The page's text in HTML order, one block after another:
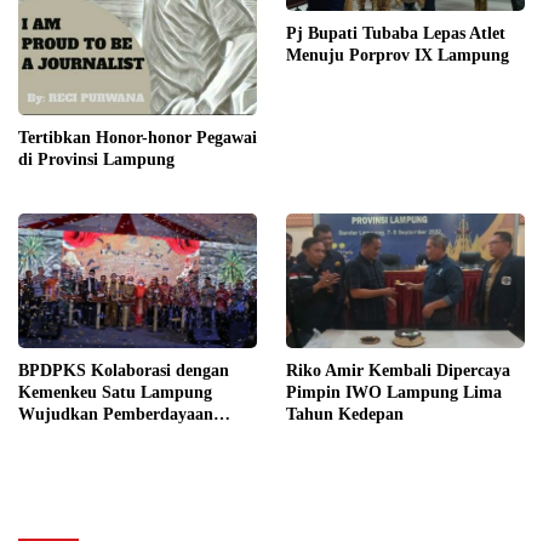
Tertibkan Honor-honor Pegawai
di Provinsi Lampung
Pj Bupati Tubaba Lepas Atlet
Menuju Porprov IX Lampung
BPDPKS Kolaborasi dengan
Kemenkeu Satu Lampung
Wujudkan Pemberdayaan
Riko Amir Kembali Dipercaya
Pimpin IWO Lampung Lima
Tahun Kedepan